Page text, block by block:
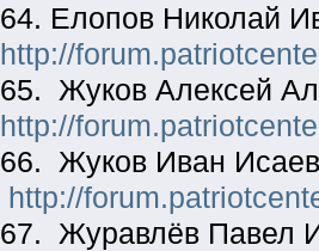
64. Елопов Николай
http://
65. Жуков Алексей
http://
66. Жуков Иван
http://
67. Журавлёв Павел